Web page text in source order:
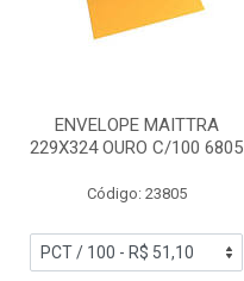
ENVELOPE MAITTRA
229X324 OURO C/100 6805
Código: 23805